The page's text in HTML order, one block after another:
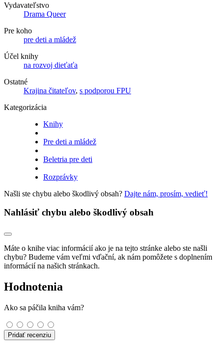
Vydavateľstvo
Drama Queer
Pre koho
pre deti a mládež
Účel knihy
na rozvoj dieťaťa
Ostatné
Krajina čitateľov, s podporou FPU
Kategorizácia
Knihy
Pre deti a mládež
Beletria pre deti
Rozprávky
Našli ste chybu alebo škodlivý obsah? Dajte nám, prosím, vedieť!
Nahlásiť chybu alebo škodlivý obsah
Máte o knihe viac informácií ako je na tejto stránke alebo ste našli
chybu? Budeme vám veľmi vďační, ak nám pomôžete s doplnením
informácií na našich stránkach.
Hodnotenia
Ako sa páčila kniha vám?
Pridať recenziu